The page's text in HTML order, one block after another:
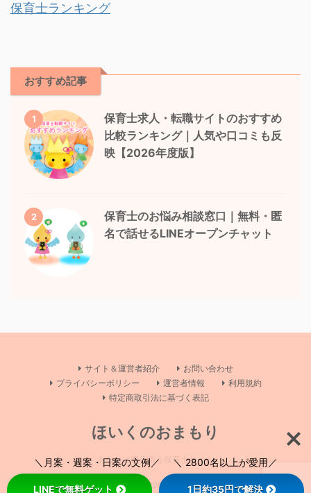
保育士ランキング
おすすめ記事
1
保育士求人・転職サイトのおすすめ
比較ランキング｜人気や口コミも反
映【2026年度版】
2
保育士のお悩み相談窓口｜無料・匿
名で話せるLINEオープンチャット
サイト＆運営者紹介
お問い合わせ
プライバシーポリシー
運営者情報
利用規約
特定商取引法に基づく表記
ほいくのおまもり
あなたに寄り添う保育士サイト
Copyright© ほいくのおまもり , 2026 All Rights Reserved Powered by
＼月案・週案・日案の文例／ ＼ 2800名以上が愛用／
LINEで無料ゲット 1日約35円で解決